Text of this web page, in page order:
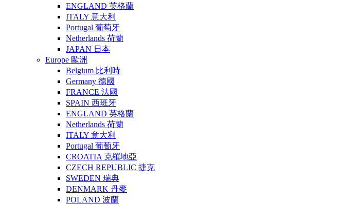
ENGLAND 英格蘭
ITALY 意大利
Portugal 葡萄牙
Netherlands 荷蘭
JAPAN 日本
Europe 歐洲
Belgium 比利時
Germany 德國
FRANCE 法國
SPAIN 西班牙
ENGLAND 英格蘭
Netherlands 荷蘭
ITALY 意大利
Portugal 葡萄牙
CROATIA 克羅地亞
CZECH REPUBLIC 捷克
SWEDEN 瑞典
DENMARK 丹麥
POLAND 波蘭